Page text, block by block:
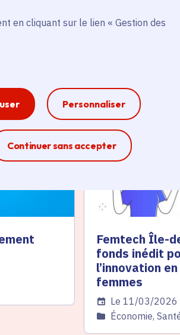
en cliquant sur le lien « Gestion des
Personnaliser
Continuer sans accepter
Ferme la modale
thématique active
Actualité
Femtech Île-
fonds inédit
l’innovation
femmes
Date de l'arrêté
Le 11/03/2026
Catégorie
Économie,